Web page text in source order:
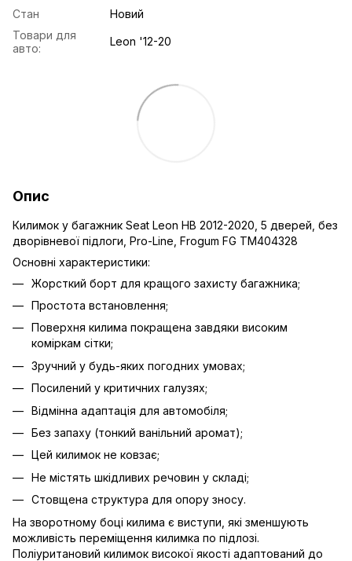
Стан
Новий
Товари для
авто:
Leon '12-20
Опис
Килимок у багажник Seat Leon HB 2012-2020, 5 дверей, без
дворівневої підлоги, Pro-Line, Frogum FG TM404328
Основні характеристики:
Жорсткий борт для кращого захисту багажника;
Простота встановлення;
Поверхня килима покращена завдяки високим
коміркам сітки;
Зручний у будь-яких погодних умовах;
Посилений у критичних галузях;
Відмінна адаптація для автомобіля;
Без запаху (тонкий ванільний аромат);
Цей килимок не ковзає;
Не містять шкідливих речовин у складі;
Стовщена структура для опору зносу.
На зворотному боці килима є виступи, які зменшують
можливість переміщення килимка по підлозі.
Поліуритановий килимок високої якості адаптований до